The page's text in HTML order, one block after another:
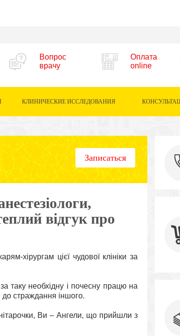
Вопрос
врачу
Оплата
online
КЛИНИЧЕСКИЕ ИССЛЕДОВАНИЯ
Записаться
відгук про
хірургам цієї чудової клініки за
таку необхідну і почесну працю на
до страждання іншого.
Ви – Ангели, що прийшли з